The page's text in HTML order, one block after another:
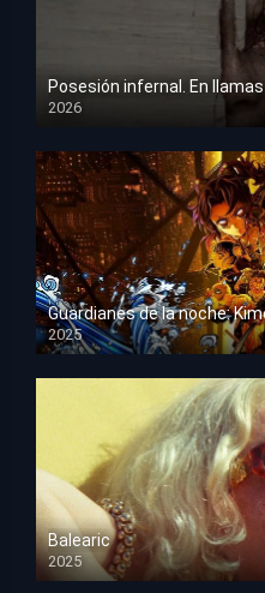
Posesión infernal. En llamas
2026
HD 1080p
2025
HD 1080p
Balearic
2025
HD 1080p